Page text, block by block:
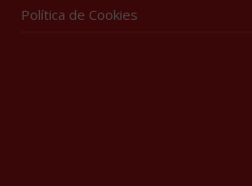
Política de Cookies